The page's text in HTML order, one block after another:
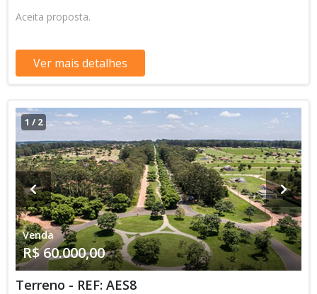
Aceita proposta.
Ver mais detalhes
1 / 2
Venda
R$ 60.000,00
Terreno - REF: AES8